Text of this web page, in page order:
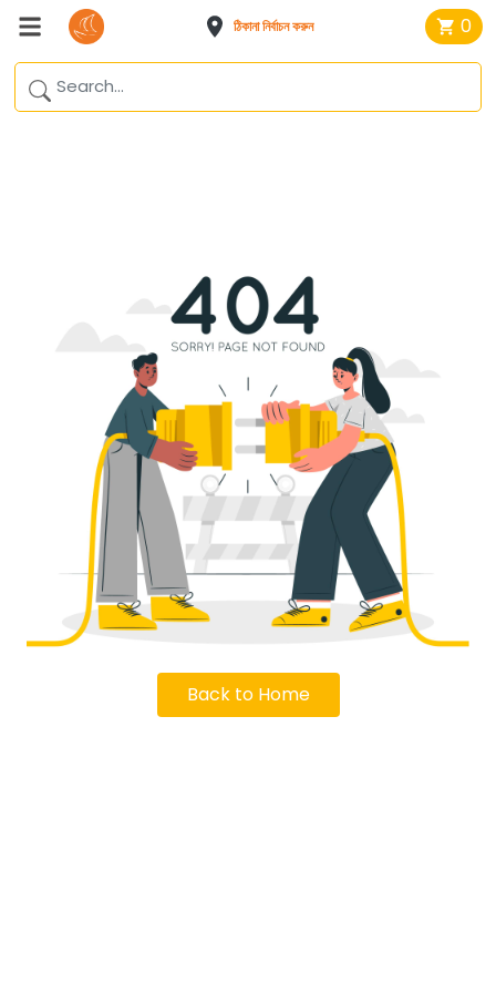
ঠিকানা নির্বাচন করুন 0
Back to Home